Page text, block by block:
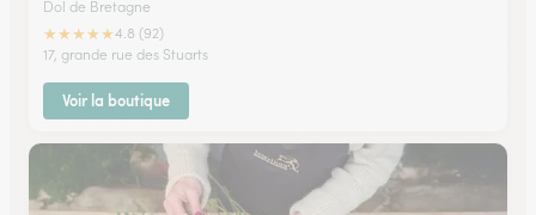
Dol de Bretagne
★★★★★4.8 (92)
17, grande rue des Stuarts
Voir la boutique